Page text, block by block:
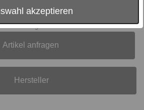
akzeptieren
anfragen.
Artikel anfragen
Hersteller